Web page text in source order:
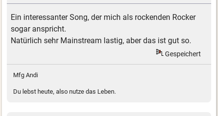
Ein interessanter Song, der mich als rockenden Rocker
sogar anspricht.
Natürlich sehr Mainstream lastig, aber das ist gut so.
Gespeichert
Mfg Andi
Du lebst heute, also nutze das Leben.